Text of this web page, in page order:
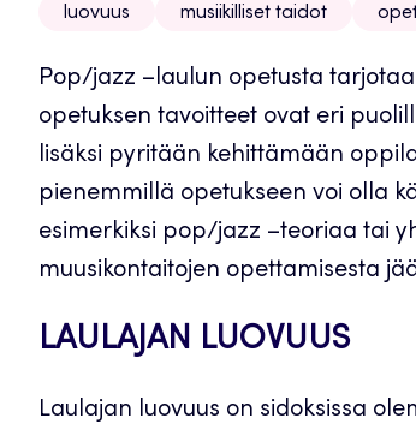
luovuus musiikilliset taidot
Pop/jazz –laulun opetusta
opetuksen tavoitteet ovat eri
lisäksi pyritään kehittämään
pienemmillä opetukseen voi olla
esimerkiksi pop/jazz –teoriaa tai
muusikontaitojen opettamisesta
LAULAJAN LUOVUUS
Laulajan luovuus on sidoksissa